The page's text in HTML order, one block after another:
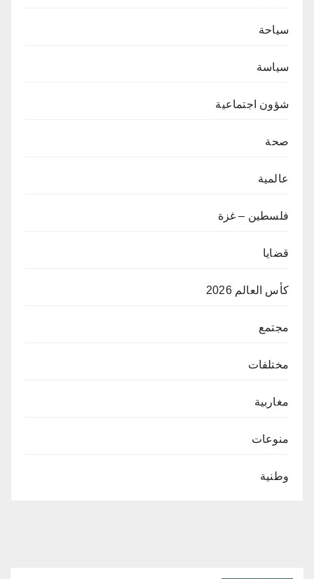
سياحة
سياسة
شؤون اجتماعية
صحة
عالمية
فلسطين – غزة
قضايا
كأس العالم 2026
مجتمع
مختلفات
مغاربية
منوعات
وطنية